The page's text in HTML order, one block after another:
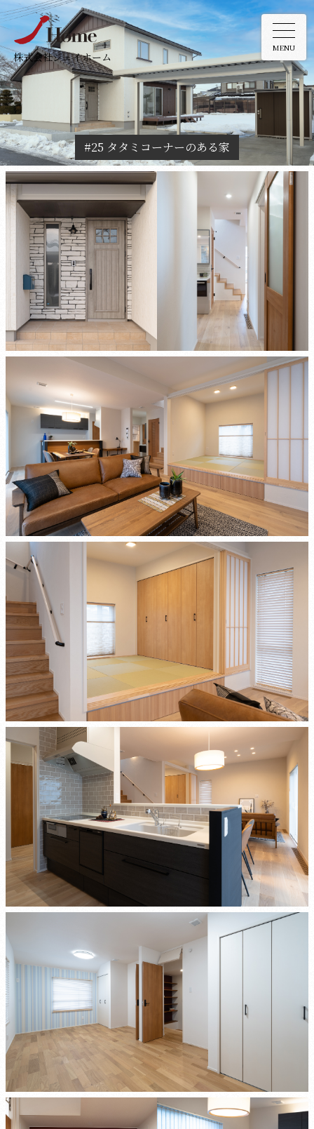
株式会社ジェイホーム
MENU
#25 タタミコーナーのある家